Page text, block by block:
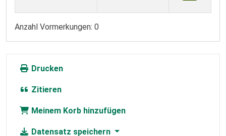
Anzahl Vormerkungen: 0
Drucken
Zitieren
Meinem Korb hinzufügen
Datensatz speichern